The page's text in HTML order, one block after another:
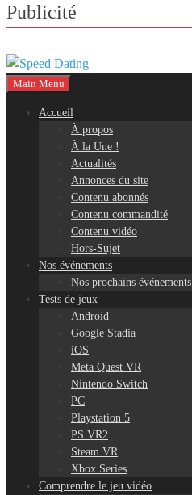
Publicité
Main Menu
Accueil
À propos
À la Une !
Actualités
Annonces du site
Contenu abonnés
Contenu commandité
Contenu vidéo
Hors-Sujet
Nos événements
Nos prochains événements
Tests de jeux
Android
Google Stadia
iOS
Meta Quest VR
Nintendo Switch
PC
Playstation 5
PS VR2
Steam VR
Xbox Series
Comprendre le jeu vidéo